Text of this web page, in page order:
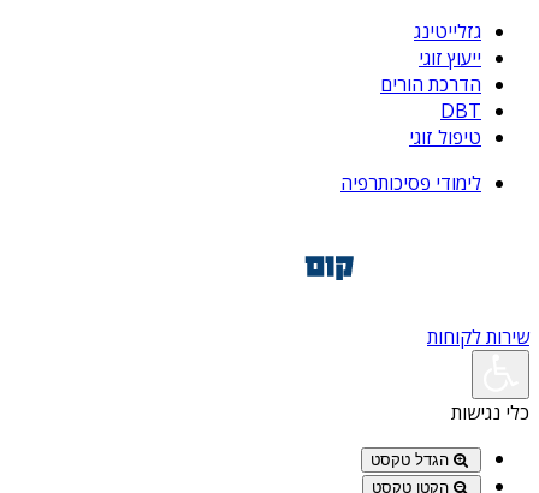
גזלייטינג
ייעוץ זוגי
הדרכת הורים
DBT
טיפול זוגי
לימודי פסיכותרפיה
שירות לקוחות
כלי נגישות
הגדל טקסט
הקטן טקסט